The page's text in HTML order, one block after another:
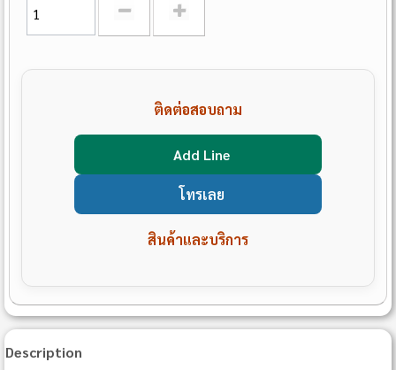
ติดต่อสอบถาม
Add Line
โทรเลย
สินค้าและบริการ
Description